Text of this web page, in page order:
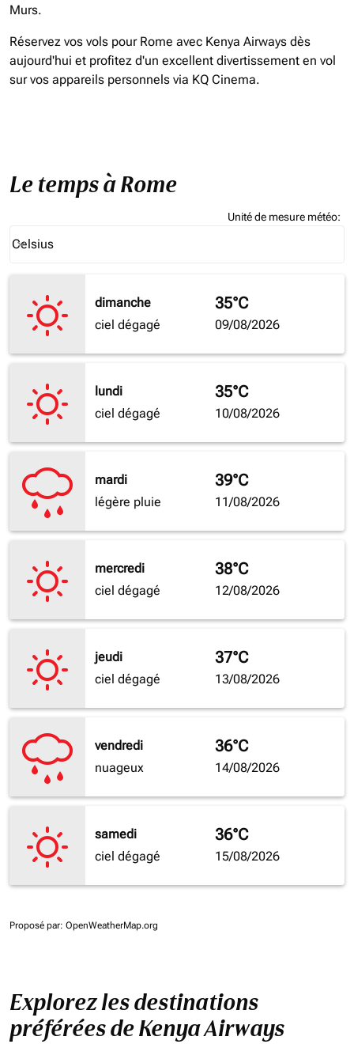
Murs.
Réservez vos vols pour Rome avec Kenya Airways dès
aujourd'hui et profitez d'un excellent divertissement en vol
sur vos appareils personnels via KQ Cinema.
Le temps à Rome
Unité de mesure météo:
Celsius
keyboard_arrow_down
dimanche
ciel dégagé
35°C
09/08/2026
lundi
ciel dégagé
35°C
10/08/2026
mardi
légère pluie
39°C
11/08/2026
mercredi
ciel dégagé
38°C
12/08/2026
jeudi
ciel dégagé
37°C
13/08/2026
vendredi
nuageux
36°C
14/08/2026
samedi
ciel dégagé
36°C
15/08/2026
Proposé par: OpenWeatherMap.org
Explorez les destinations
préférées de Kenya Airways